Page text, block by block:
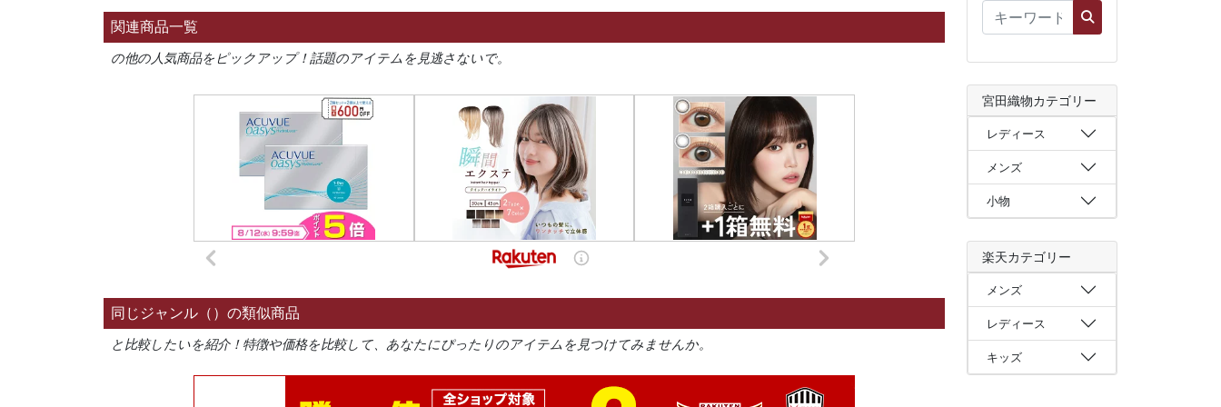
関連商品一覧
の他の人気商品をピックアップ！話題のアイテムを見逃さないで。
同じジャンル（）の類似商品
と比較したいを紹介！特徴や価格を比較して、あなたにぴったりのアイテムを見つけてみませんか。
宮田織物カテゴリー
レディース
メンズ
小物
楽天カテゴリー
メンズ
レディース
キッズ